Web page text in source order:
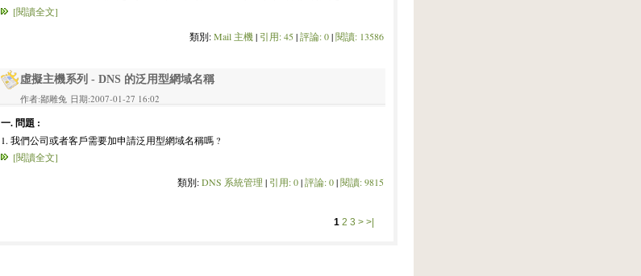
[閱讀全文]
類別:Mail 主機| 引用: 45|評論: 0|閱讀: 13586
虛擬主機系列 - DNS 的泛用型網域名稱
作者:鄙雕兔 日期:2007-01-27 16:02
一. 問題 :
1. 我們公司或者客戶需要加申請泛用型網域名稱嗎 ?
[閱讀全文]
類別:DNS 系統管理 | 引用: 0|評論: 0|閱讀: 9815
1 2 3 > >|